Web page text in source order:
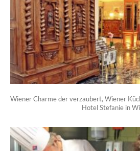
Wiener Charme der verzaubert, Wiener
Hotel Stefanie in